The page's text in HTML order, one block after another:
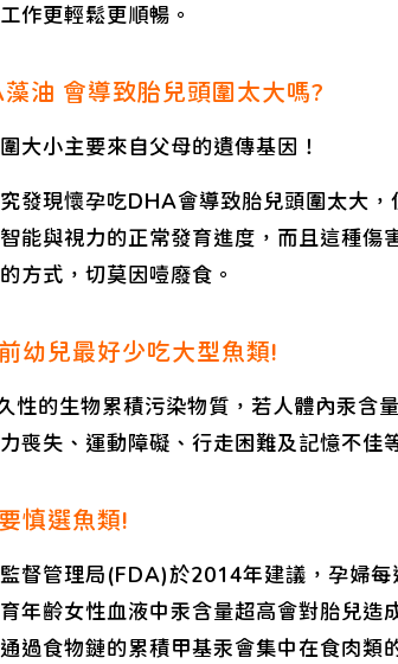
作更輕鬆更順暢。
油 會導致胎兒頭圍太大嗎?
大小主要來自父母的遺傳基因！
發現懷孕吃DHA會導致胎兒頭圍太大
能與視力的正常發育進度，而且這種
方式，切莫因噎廢食。
幼兒最好少吃大型魚類!
性的生物累積污染物質，若人體內汞含
喪失、運動障礙、行走困難及記憶不佳
慎選魚類!
督管理局(FDA)於2014年建議，孕婦
年齡女性血液中汞含量超高會對胎兒
過食物鏈的累積甲基汞會集中在食肉